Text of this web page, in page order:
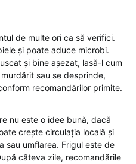
de multe ori ca să verifici.
și poate aduce microbi.
și bine așezat, lasă-l cum
sau se desprinde,
recomandărilor primite.
nu este o idee bună, dacă
crește circulația locală și
sau umflarea. Frigul este de
câteva zile, recomandările